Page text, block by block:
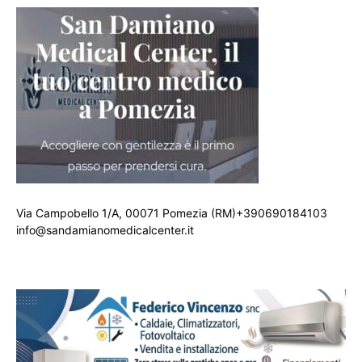
Via Campobello 1/A, 00071 Pomezia (RM)+390690184103
info@sandamianomedicalcenter.it